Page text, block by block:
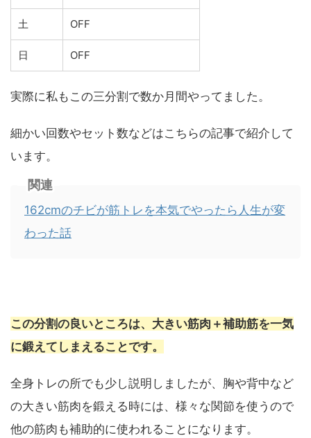
土 OFF
日 OFF
実際に私もこの三分割で数か月間やってました。
細かい回数やセット数などはこちらの記事で紹介して
います。
関連
162cmのチビが筋トレを本気でやったら人生が変
わった話
この分割の良いところは、大きい筋肉＋補助筋を一気
に鍛えてしまえることです。
全身トレの所でも少し説明しましたが、胸や背中など
の大きい筋肉を鍛える時には、様々な関節を使うので
他の筋肉も補助的に使われることになります。